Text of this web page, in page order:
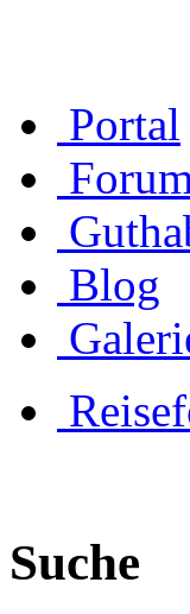
Portal
Blog
Suche